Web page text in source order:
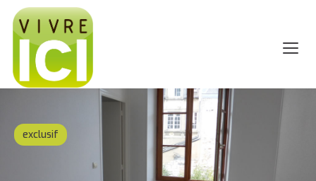
exclusif